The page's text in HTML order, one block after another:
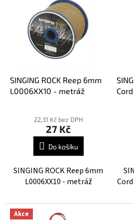
SINGING ROCK Reep 6mm
L0006XX10 - metráž
hodnocení
hvězdiček.
22,31 Kč bez DPH
27 Kč
Do košíku
SINGING ROCK Reep 6mm
L0006XX10 - metráž
Akce